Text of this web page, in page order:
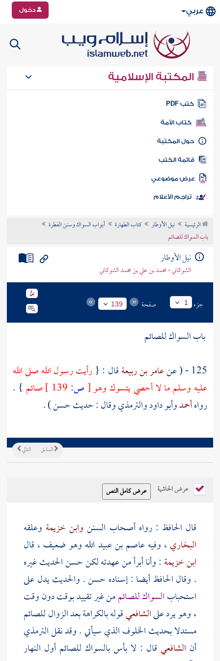
عربي دخول
المكتبة الإسلامية
كتب PDF
كتاب الأمة
المكتبة
الكتب
موضوعي
تراجم الأعلام
الرئيسية نيل الأوطار كتاب الطهارة
أبواب السواك وسنن الفطرة
باب السواك للصائم
نيل الأوطار
الشوكاني - محمد بن علي بن محمد الشوكاني
جزء 1 صفحة 139
باب السواك للصائم
125 - ( عن
عامر بن ربيعةقال : {رأيت رسول الله صلى الله
عليه وسلم ما لا أحصي يتسوك وهو[ص: صائم } .
رواهأحمدوأبو داودوالترمذيوقال : حديث حسن ) .
التالي السابق
عرض الحاشية
قال الحافظ : رواه أصحاب السنن وابن خزيمة وعلقه
البخاري ، وفيهعاصم بن عبيد اللهوهو ضعيف ، قال
ابن خزيمة : وأنا أبرأ من عهدته لكن حسن الحديث غيره
. وقال الحافظ أيضا : إسناده حسن . والحديث يدل على
استحبابالسواك للصائممن غير تقييد بوقت دون وقت
، وهو يرد علىالشافعيقوله بالكراهة بعد الزوال للصائم
مستدلا بحديث الخلوف الذي سيأتي . وقد نقلالترمذي
أن الشافعي قال : لا بأس بالسواك للصائم أول النهار